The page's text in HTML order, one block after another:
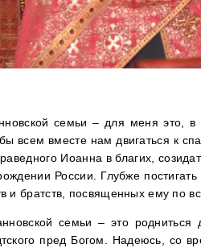
семьи – для меня это, в
всем вместе нам двигаться к
Иоанна в благих,
России. Глубже
и братств, посвященных ему по
семьи – это родниться
пред Богом. Надеюсь, со